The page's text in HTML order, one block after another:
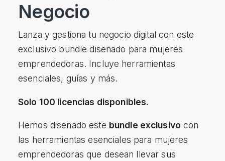
Negocio
Lanza y gestiona tu negocio digital con este
exclusivo bundle diseñado para mujeres
emprendedoras. Incluye herramientas
esenciales, guías y más.
Solo 100 licencias disponibles.
Hemos diseñado este bundle exclusivo con
las herramientas esenciales para mujeres
emprendedoras que desean llevar sus